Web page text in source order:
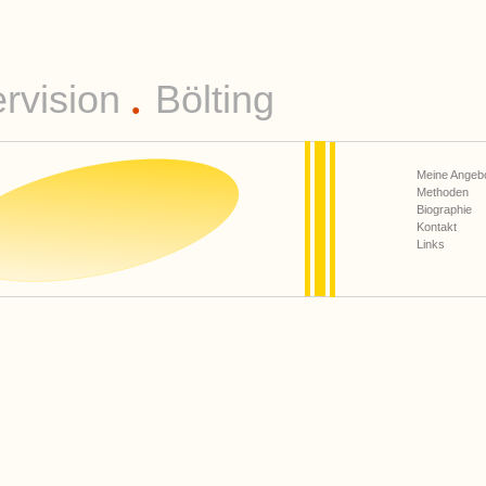
● Bölting
Meine
Methoden
Biographie
Kontakt
Links